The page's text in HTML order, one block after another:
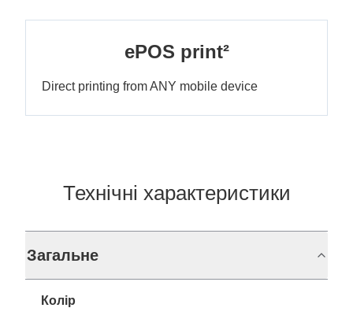
ePOS print²
Direct printing from ANY mobile device
Технічні характеристики
Загальне
Колір